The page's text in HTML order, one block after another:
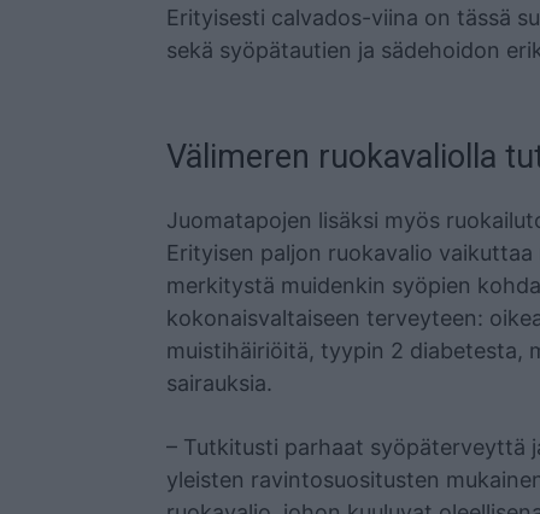
Erityisesti calvados-viina on tässä
sekä syöpätautien ja sädehoidon
Välimeren ruokavaliolla
Juomatapojen lisäksi myös
Erityisen paljon ruokavalio
merkitystä muidenkin syöpien
kokonaisvaltaiseen terveyteen:
muistihäiriöitä, tyypin 2 diabetesta,
sairauksia.
– Tutkitusti parhaat syöpäterveyttä
yleisten ravintosuositusten